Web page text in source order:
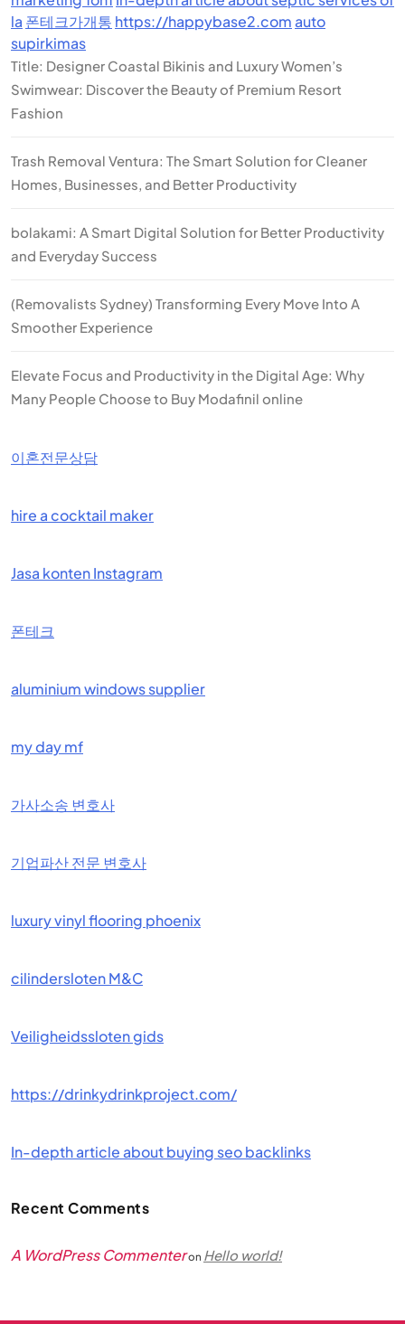
la 폰테크가개통 https://happybase2.comauto
supirkimas
Title: Designer Coastal Bikinis and Luxury Women’s
Swimwear: Discover the Beauty of Premium Resort
Fashion
Trash Removal Ventura: The Smart Solution for Cleaner
Homes, Businesses, and Better Productivity
bolakami: A Smart Digital Solution for Better Productivity
and Everyday Success
(Removalists Sydney) Transforming Every Move Into A
Smoother Experience
Elevate Focus and Productivity in the Digital Age: Why
Many People Choose to Buy Modafinil online
이혼전문상담
hire a cocktail maker
Jasa konten Instagram
폰테크
aluminium windows supplier
my day mf
가사소송 변호사
기업파산 전문 변호사
luxury vinyl flooring phoenix
cilindersloten M&C
Veiligheidssloten gids
https://drinkydrinkproject.com/
In-depth article about buying seo backlinks
Recent Comments
A WordPress Commenteron Hello world!